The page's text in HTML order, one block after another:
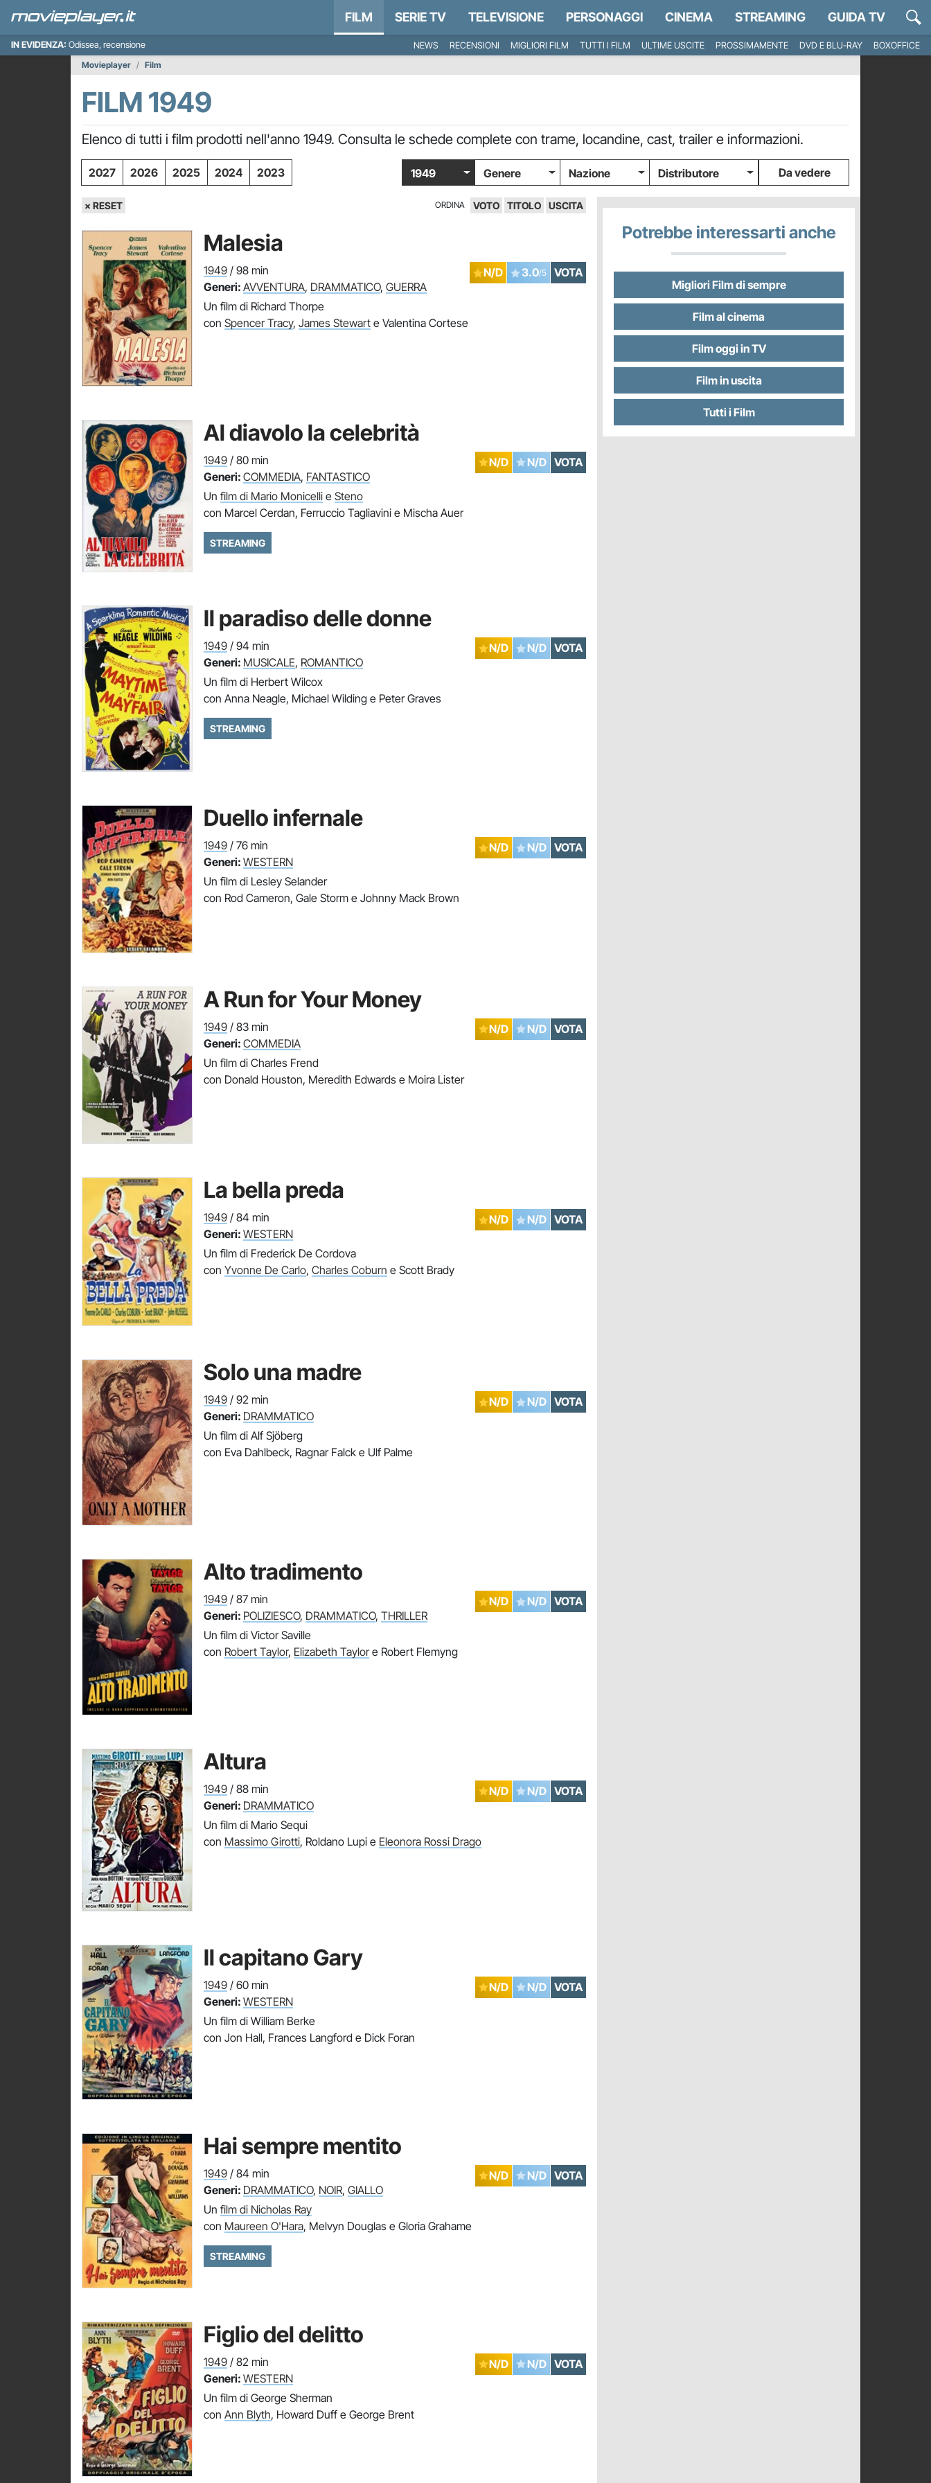
FILM SERIE TV TELEVISIONE PERSONAGGI CINEMA STREAMING GUIDA TV
IN EVIDENZA: Odissea, recensione NEWS RECENSIONI MIGLIORI FILM TUTTI I FILM ULTIME USCITE PROSSIMAMENTE DVD E BLU-RAY
BOXOFFICE
Movieplayer
Film
FILM 1949
Elenco di tutti i film prodotti nell'anno 1949. Consulta le schede complete con trame, locandine, cast, trailer e informazioni.
2027 2026 2025 2024 2023 1949 Genere Nazione Distributore Da vedere
× RESET ORDINA VOTO TITOLO USCITA
Malesia
N/D 3.0/5 VOTA
1949 / 98 min
Generi: AVVENTURA, DRAMMATICO, GUERRA
Un film di Richard Thorpe
con Spencer Tracy, James Stewart e Valentina Cortese
Al diavolo la celebrità
N/D N/D VOTA
1949 / 80 min
Generi: COMMEDIA, FANTASTICO
Un film di Mario Monicelli e Steno
con Marcel Cerdan, Ferruccio Tagliavini e Mischa Auer
STREAMING
Il paradiso delle donne
N/D N/D VOTA
1949 / 94 min
Generi: MUSICALE, ROMANTICO
Un film di Herbert Wilcox
con Anna Neagle, Michael Wilding e Peter Graves
STREAMING
Duello infernale
N/D N/D VOTA
1949 / 76 min
Generi: WESTERN
Un film di Lesley Selander
con Rod Cameron, Gale Storm e Johnny Mack Brown
A Run for Your Money
N/D N/D VOTA
1949 / 83 min
Generi: COMMEDIA
Un film di Charles Frend
con Donald Houston, Meredith Edwards e Moira Lister
La bella preda
N/D N/D VOTA
1949 / 84 min
Generi: WESTERN
Un film di Frederick De Cordova
con Yvonne De Carlo, Charles Coburn e Scott Brady
Solo una madre
N/D N/D VOTA
1949 / 92 min
Generi: DRAMMATICO
Un film di Alf Sjöberg
con Eva Dahlbeck, Ragnar Falck e Ulf Palme
Alto tradimento
N/D N/D VOTA
1949 / 87 min
Generi: POLIZIESCO, DRAMMATICO, THRILLER
Un film di Victor Saville
con Robert Taylor, Elizabeth Taylore Robert Flemyng
Altura
N/D N/D VOTA
1949 / 88 min
Generi: DRAMMATICO
Un film di Mario Sequi
con Massimo Girotti, Roldano Lupi e Eleonora Rossi Drago
Il capitano Gary
N/D N/D VOTA
1949 / 60 min
Generi: WESTERN
Un film di William Berke
con Jon Hall, Frances Langford e Dick Foran
Hai sempre mentito
N/D N/D VOTA
1949 / 84 min
Generi: DRAMMATICO, NOIR, GIALLO
Un film di Nicholas Ray
con Maureen O'Hara, Melvyn Douglas e Gloria Grahame
STREAMING
Figlio del delitto
N/D N/D VOTA
1949 / 82 min
Generi: WESTERN
Un film di George Sherman
con Ann Blyth, Howard Duff e George Brent
Potrebbe interessarti anche
Migliori Film di sempre
Film al cinema
Film oggi in TV
Film in uscita
Tutti i Film